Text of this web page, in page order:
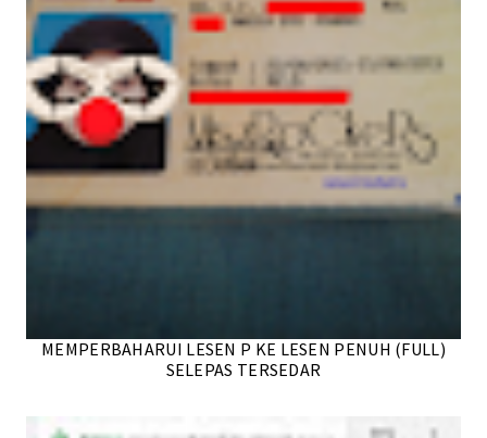
MEMPERBAHARUI LESEN P KE LESEN PENUH (FULL)
SELEPAS TERSEDAR